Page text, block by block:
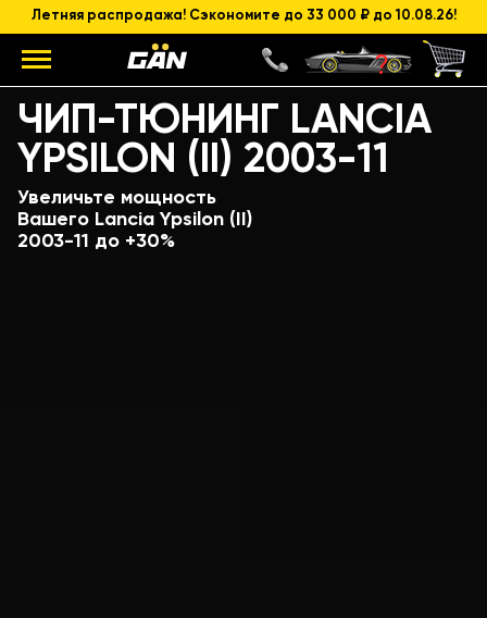
Летняя распродажа! Сэкономите до 33 000 ₽ до 10.08.26!
ЧИП-ТЮНИНГ LANCIA
YPSILON (II) 2003-11
Увеличьте мощность
Вашего Lancia Ypsilon (II)
2003-11 до +30%
Модель
Объем и мощность ДВС